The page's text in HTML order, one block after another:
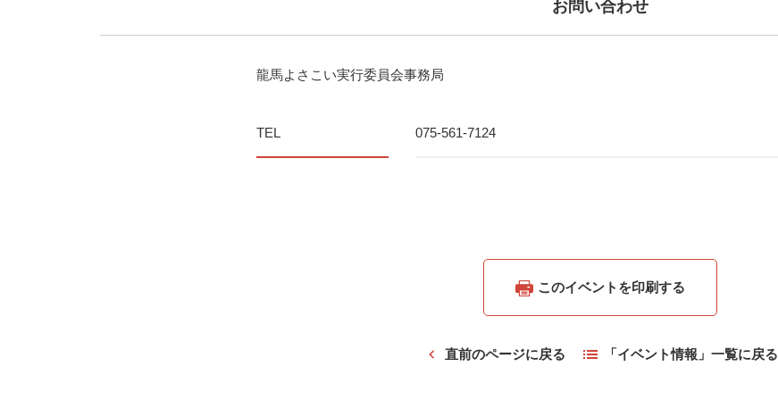
お問い合わせ
龍馬よさこい実行委員会事務局
TEL 075-561-7124
このイベントを印刷する
直前のページに戻る 「イベント情報」一覧に戻る